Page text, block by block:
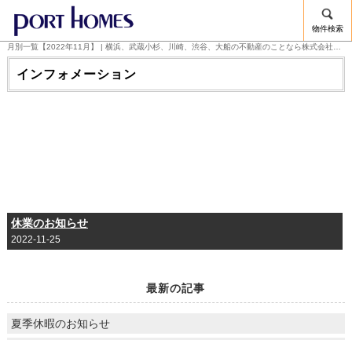
物件検索
月別一覧【2022年11月】 | 横浜、武蔵小杉、川崎、渋谷、大船の不動産のことなら株式会社ポートホームズ
インフォメーション
休業のお知らせ
2022-11-25
最新の記事
夏季休暇のお知らせ